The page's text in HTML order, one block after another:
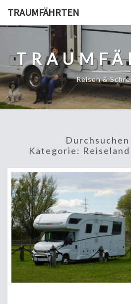
TRAUMFÄHRTEN
Reisen &
Durchsuchen
Kategorie: